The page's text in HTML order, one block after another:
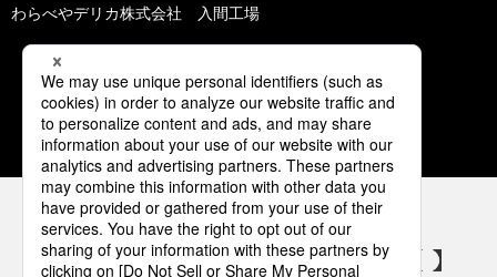
わらべやデリカ株式会社 入間工場
1 2 3 4 5
パナソニックの電気設備 SNSアカウント